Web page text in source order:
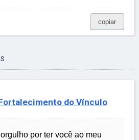
copiar
do Vínculo
por ter você ao meu